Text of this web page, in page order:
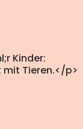
Kinder:
Tieren.</p>